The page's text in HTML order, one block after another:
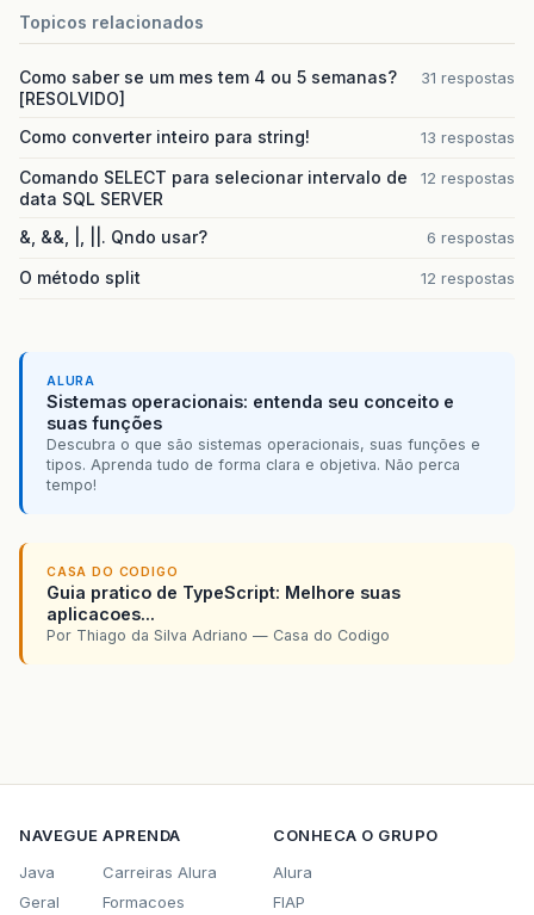
Topicos relacionados
Como saber se um mes tem 4 ou 5 semanas?
[RESOLVIDO]
31 respostas
Como converter inteiro para string! 13 respostas
Comando SELECT para selecionar intervalo de
data SQL SERVER
12 respostas
&, &&, |, ||. Qndo usar? 6 respostas
O método split 12 respostas
ALURA
Sistemas operacionais: entenda seu conceito e
suas funções
Descubra o que são sistemas operacionais, suas funções e
tipos. Aprenda tudo de forma clara e objetiva. Não perca
tempo!
CASA DO CODIGO
Guia pratico de TypeScript: Melhore suas
aplicacoes...
Por Thiago da Silva Adriano — Casa do Codigo
NAVEGUE
Java
Geral
APRENDA
Carreiras Alura
Formacoes
CONHECA O GRUPO
Alura
FIAP